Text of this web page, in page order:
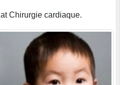
Chirurgie cardiaque.